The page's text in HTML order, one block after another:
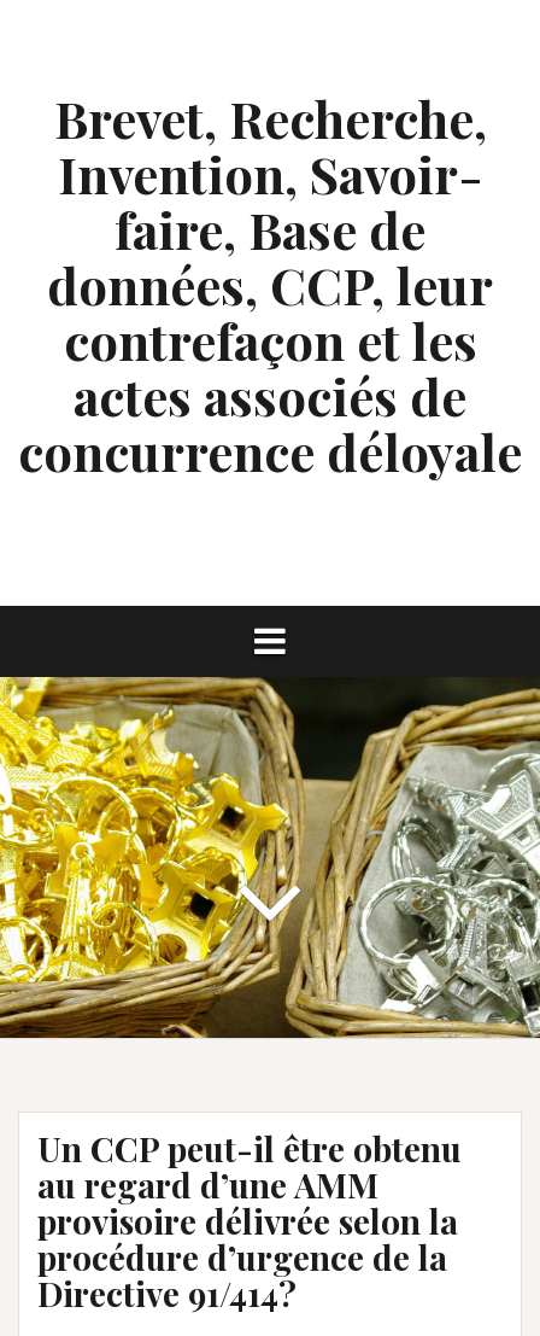
Brevet, Recherche,
Invention, Savoir-
faire, Base de
données, CCP, leur
contrefaçon et les
actes associés de
concurrence déloyale
Un CCP peut-il être obtenu
au regard d’une AMM
provisoire délivrée selon la
procédure d’urgence de la
Directive 91/414?